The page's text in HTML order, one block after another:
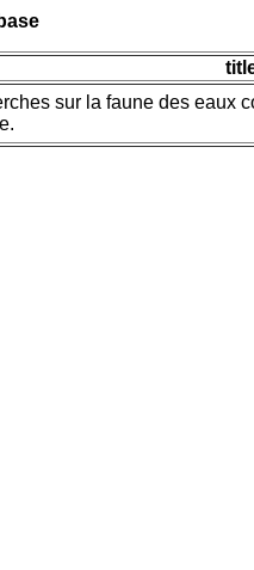
sur la faune des eaux